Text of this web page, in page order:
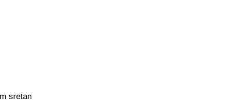
sretan